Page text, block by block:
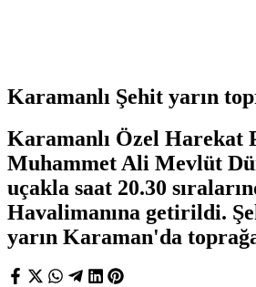
Karamanlı Şehit yarın
Karamanlı Özel Harekat
Muhammet Ali Mevlüt
uçakla saat 20.30
Havalimanına getirildi.
yarın Karaman'da